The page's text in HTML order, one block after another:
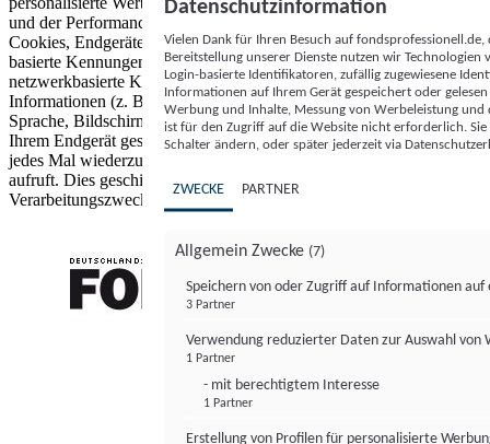
und der Performance von Inhalten sowie Zielgruppenforschung.
Cookies, Endgeräte- oder ähnliche Online-Kennungen (z. B. login-
basierte Kennungen, zufällig generierte Kennungen,
netzwerkbasierte Kennungen) können zusammen mit anderen
Informationen (z. B. Browsertyp und Browserinformationen,
Sprache, Bildschirmgröße, unterstützte Technologien usw.) auf
Ihrem Endgerät gespeichert oder von dort ausgelesen werden, um es
jedes Mal wiederzuerkennen, wenn es eine App oder einer Webseite
aufruft. Dies geschieht für einen oder mehrere der hier aufgeführten
Verarbeitungszwecke.
Datenschutzinformation
Vielen Dank für Ihren Besuch auf
Bereitstellung unserer Dienste nutzen wir Technologien
Login-basierte Identifikatoren, zufällig zugewiesene
Informationen auf Ihrem Gerät gespeichert oder
Werbung und Inhalte, Messung von Werbeleistung
ist für den Zugriff auf die Website nicht erforderlich.
Schalter ändern, oder später jederzeit via
ZWECKE PARTNER
Allgemein Zwecke (7)
Speichern von oder Zugriff auf Informationen auf
3 Partner
Verwendung reduzierter Daten zur Auswahl von
1 Partner
- mit berechtigtem Interesse
1 Partner
Erstellung von Profilen für personalisierte
FONDS professionell